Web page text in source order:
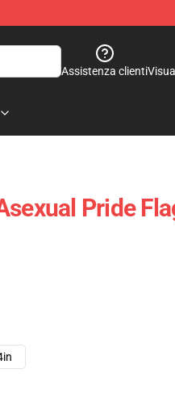
Assistenza clienti
Pride